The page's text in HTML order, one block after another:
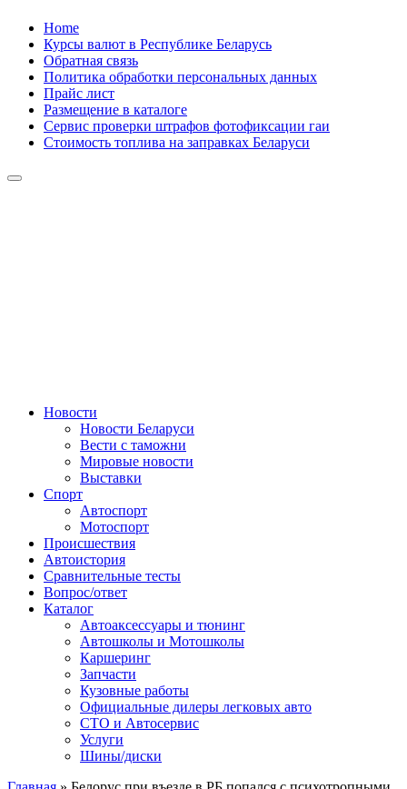
Skip
content
Home
Курсы валют в Республике Беларусь
Обратная связь
Политика обработки персональных данных
Прайс лист
Размещение в каталоге
Сервис проверки штрафов фотофиксации гаи
Стоимость топлива на заправках Беларуси
Сайт про автомобили
Новости
Новости Беларуси
Вести с таможни
Мировые новости
Выставки
Спорт
Автоспорт
Мотоспорт
Происшествия
Автоистория
Сравнительные тесты
Вопрос/ответ
Каталог
Автоакcессуары и тюнинг
Автошколы и Мотошколы
Каршеринг
Запчасти
Кузовные работы
Официальные дилеры легковых авто
СТО и Автосервис
Услуги
Шины/диски